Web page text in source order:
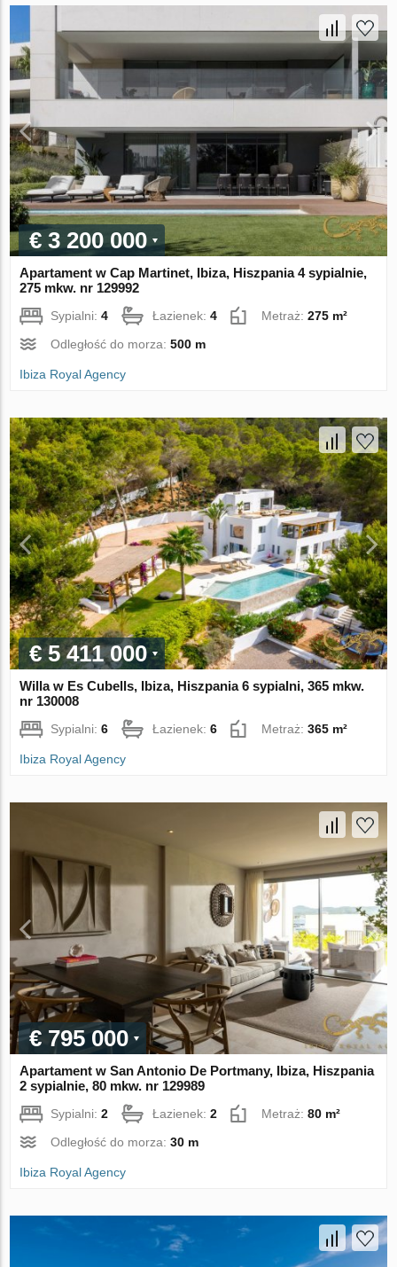
€ 3 200 000
Apartament w Cap Martinet, Ibiza, Hiszpania 4 sypialnie,
275 mkw. nr 129992
Sypialni:4 Łazienek:4 Metraż:275 m²
Odległość do morza:500 m
Ibiza Royal Agency
€ 5 411 000
Willa w Es Cubells, Ibiza, Hiszpania 6 sypialni, 365 mkw.
nr 130008
Sypialni:6 Łazienek:6 Metraż:365 m²
Ibiza Royal Agency
€ 795 000
Apartament w San Antonio De Portmany, Ibiza, Hiszpania
2 sypialnie, 80 mkw. nr 129989
Sypialni:2 Łazienek:2 Metraż:80 m²
Odległość do morza:30 m
Ibiza Royal Agency